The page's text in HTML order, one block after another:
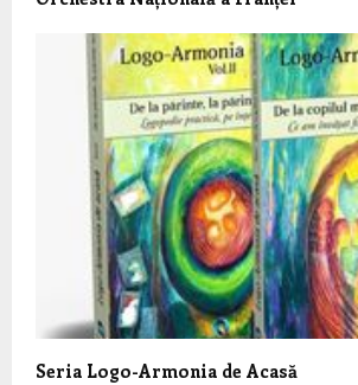
Seria Logo-Armonia de Acasă